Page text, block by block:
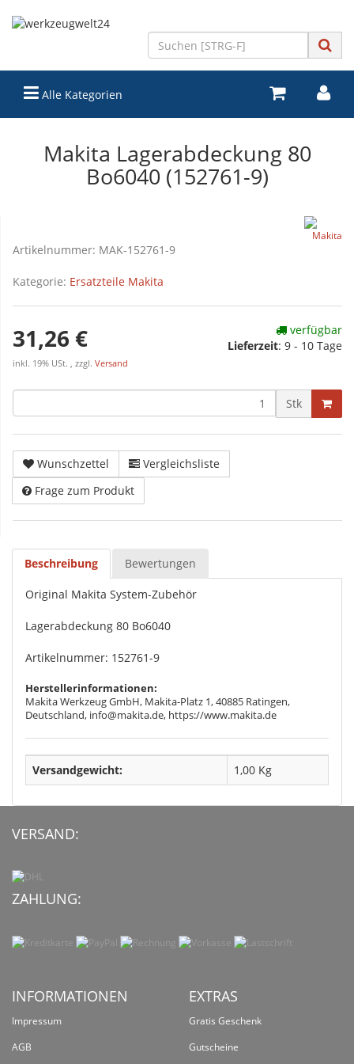
Alle Kategorien
Makita Lagerabdeckung 80
Bo6040 (152761-9)
Artikelnummer: MAK-152761-9
Kategorie: Ersatzteile Makita
31,26 €
inkl. 19% USt. , zzgl. Versand
verfügbar
Lieferzeit: 9 - 10 Tage
Stk
Wunschzettel
Vergleichsliste
Frage zum Produkt
Beschreibung Bewertungen
Original Makita System-Zubehör
Lagerabdeckung 80 Bo6040
Artikelnummer: 152761-9
Herstellerinformationen:
Makita Werkzeug GmbH, Makita-Platz 1, 40885 Ratingen,
Deutschland, info@makita.de, https://www.makita.de
Versandgewicht: 1,00 Kg
VERSAND:
ZAHLUNG:
INFORMATIONEN
Impressum
AGB
EXTRAS
Gratis Geschenk
Gutscheine